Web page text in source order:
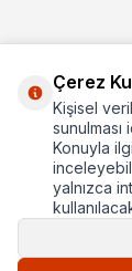
Hakkımızda
Hızlı Erişim
Popüler
Çerez
Kişisel
Konuyla
yalnızca